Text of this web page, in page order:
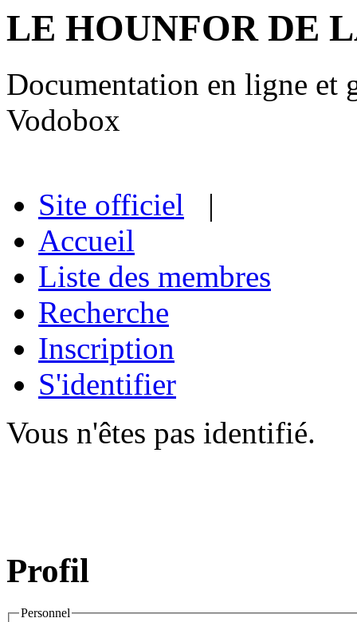
LE HOUNFOR DE
Documentation en ligne et
Vodobox
Site officiel |
Accueil
Liste des membres
Recherche
Inscription
S'identifier
Vous n'êtes pas identifié.
Profil
Personnel